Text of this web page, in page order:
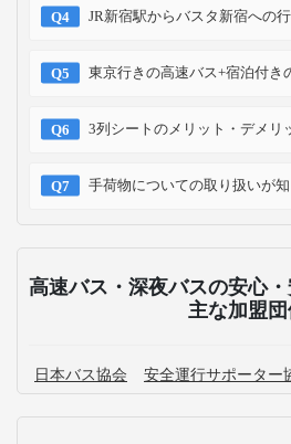
JR新宿駅からバスタ新宿への
東京行きの高速バス+宿泊付き
3列シートのメリット・デメリ
手荷物についての取り扱いが知
高速バス・深夜バスの安心
主な加盟
日本バス協会 安全運行サポーター